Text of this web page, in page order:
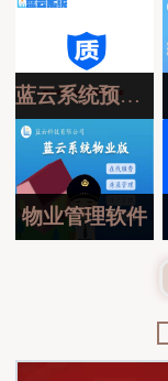
蓝云系统预约版
物业管理软件